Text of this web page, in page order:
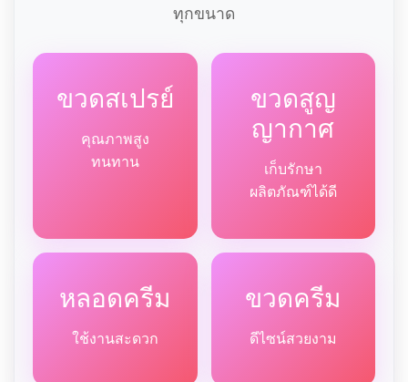
ทุกขนาด
ขวดสเปรย์
คุณภาพสูง
ทนทาน
ขวดสูญ
ญากาศ
เก็บรักษา
ผลิตภัณฑ์ได้ดี
หลอดครีม
ใช้งานสะดวก
ขวดครีม
ดีไซน์สวยงาม